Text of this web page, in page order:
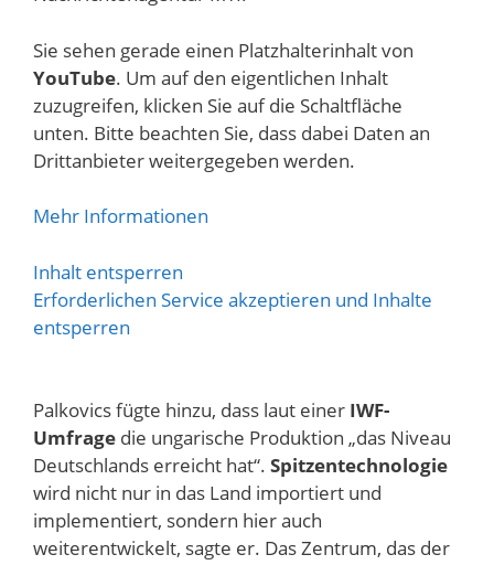
Sie sehen gerade einen Platzhalterinhalt von
YouTube. Um auf den eigentlichen Inhalt
zuzugreifen, klicken Sie auf die Schaltfläche
unten. Bitte beachten Sie, dass dabei Daten an
Drittanbieter weitergegeben werden.
Mehr Informationen
Inhalt entsperren
Erforderlichen Service akzeptieren und Inhalte
entsperren
Palkovics fügte hinzu, dass laut einer IWF-
Umfrage die ungarische Produktion „das Niveau
Deutschlands erreicht hat“. Spitzentechnologie
wird nicht nur in das Land importiert und
implementiert, sondern hier auch
weiterentwickelt, sagte er. Das Zentrum, das der